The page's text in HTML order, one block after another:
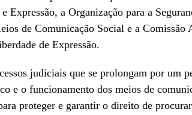
a Organização para a
de Comunicação Social e a
de Expressão.
judiciais que se prolongam por um
e o funcionamento dos meios de
proteger e garantir o direito de